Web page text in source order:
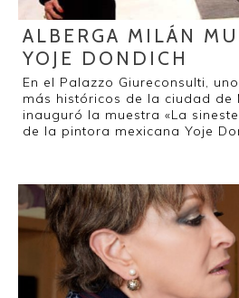
ALBERGA MILÁN
YOJE DONDICH
En el Palazzo Giureconsulti,
más históricos de la ciudad de
inauguró la muestra «La
de la pintora mexicana Yoje